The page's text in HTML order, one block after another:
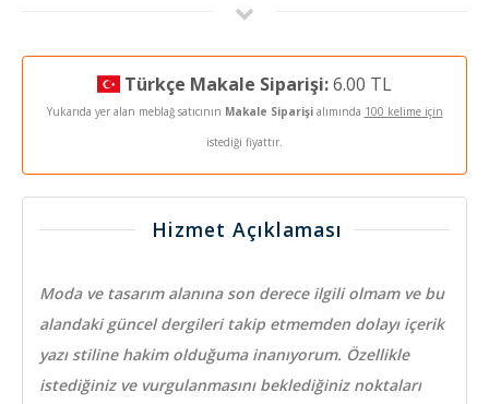
Türkçe Makale Siparişi:6.00 TL
Yukarıda yer alan meblağ satıcının Makale Siparişialımında 100 kelime için
istediği fiyattır.
Hizmet Açıklaması
Moda ve tasarım alanına son derece ilgili olmam ve bu
alandaki güncel dergileri takip etmemden dolayı içerik
yazı stiline hakim olduğuma inanıyorum. Özellikle
istediğiniz ve vurgulanmasını beklediğiniz noktaları